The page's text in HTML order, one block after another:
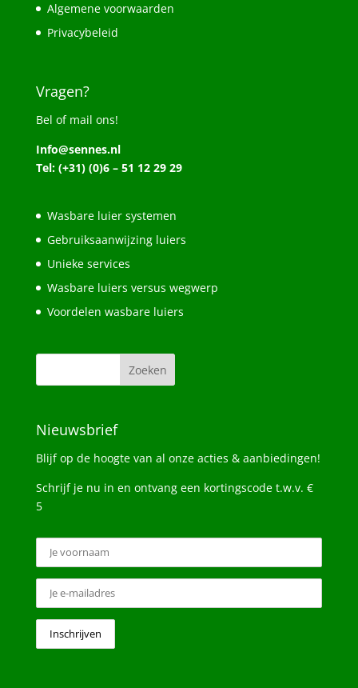
Algemene voorwaarden
Privacybeleid
Vragen?
Bel of mail ons!
Info@sennes.nl
Tel: (+31) (0)6 – 51 12 29 29
Wasbare luier systemen
Gebruiksaanwijzing luiers
Unieke services
Wasbare luiers versus wegwerp
Voordelen wasbare luiers
Nieuwsbrief
Blijf op de hoogte van al onze acties & aanbiedingen!
Schrijf je nu in en ontvang een kortingscode t.w.v. €
5